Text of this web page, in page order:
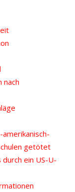
nach
getötet
ein US-U-